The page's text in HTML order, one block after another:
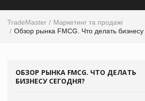
TradeMaster
Маркетинг та продажі
Обзор рынка FMCG. Что делать бизнесу
ОБЗОР РЫНКА FMCG. ЧТО ДЕЛАТЬ
БИЗНЕСУ СЕГОДНЯ?